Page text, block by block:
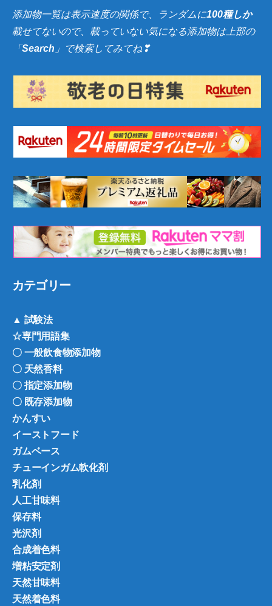
添加物一覧は表示速度の関係で、ランダムに100種しか
載せてないので、載っていない気になる添加物は上部の
「Search 」で検索してみてね❣
カテゴリー
▲ 試験法
☆専門用語集
〇 一般飲食物添加物
〇 天然香料
〇 指定添加物
〇 既存添加物
かんすい
イーストフード
ガムベース
チューインガム軟化剤
乳化剤
人工甘味料
保存料
光沢剤
合成着色料
増粘安定剤
天然甘味料
天然着色料